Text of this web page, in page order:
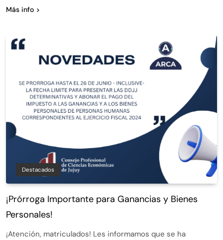
Más info
Destacados
¡Prórroga Importante para Ganancias y Bienes
Personales!
¡Atención, matriculados! Les informamos que se ha